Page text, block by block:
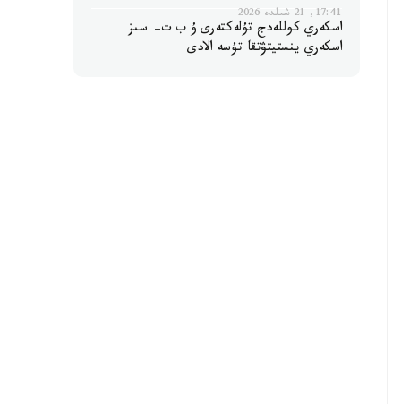
17:41, 21 شىلدە 2026
اسكەري كوللەدج تۇلەكتەرى ۇ ب ت- سىز
اسكەري ينستيتۋتقا تۇسە الادى